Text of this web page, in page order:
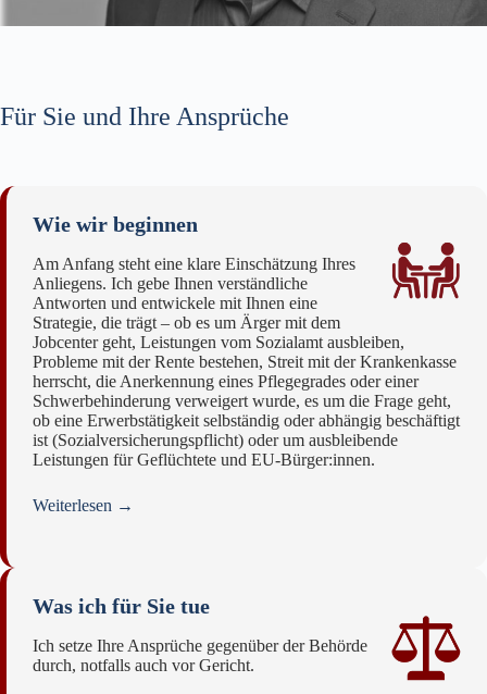
Für Sie und Ihre Ansprüche
Wie wir beginnen
Am Anfang steht eine klare Einschätzung Ihres
Anliegens. Ich gebe Ihnen verständliche
Antworten und entwickele mit Ihnen eine
Strategie, die trägt – ob es um Ärger mit dem
Jobcenter geht, Leistungen vom Sozialamt ausbleiben,
Probleme mit der Rente bestehen, Streit mit der Krankenkasse
herrscht, die Anerkennung eines Pflegegrades oder einer
Schwerbehinderung verweigert wurde, es um die Frage geht,
ob eine Erwerbstätigkeit selbständig oder abhängig beschäftigt
ist (Sozialversicherungspflicht) oder um ausbleibende
Leistungen für Geflüchtete und EU‑Bürger:innen.
Weiterlesen →
Was ich für Sie tue
Ich setze Ihre Ansprüche gegenüber der Behörde
durch, notfalls auch vor Gericht.